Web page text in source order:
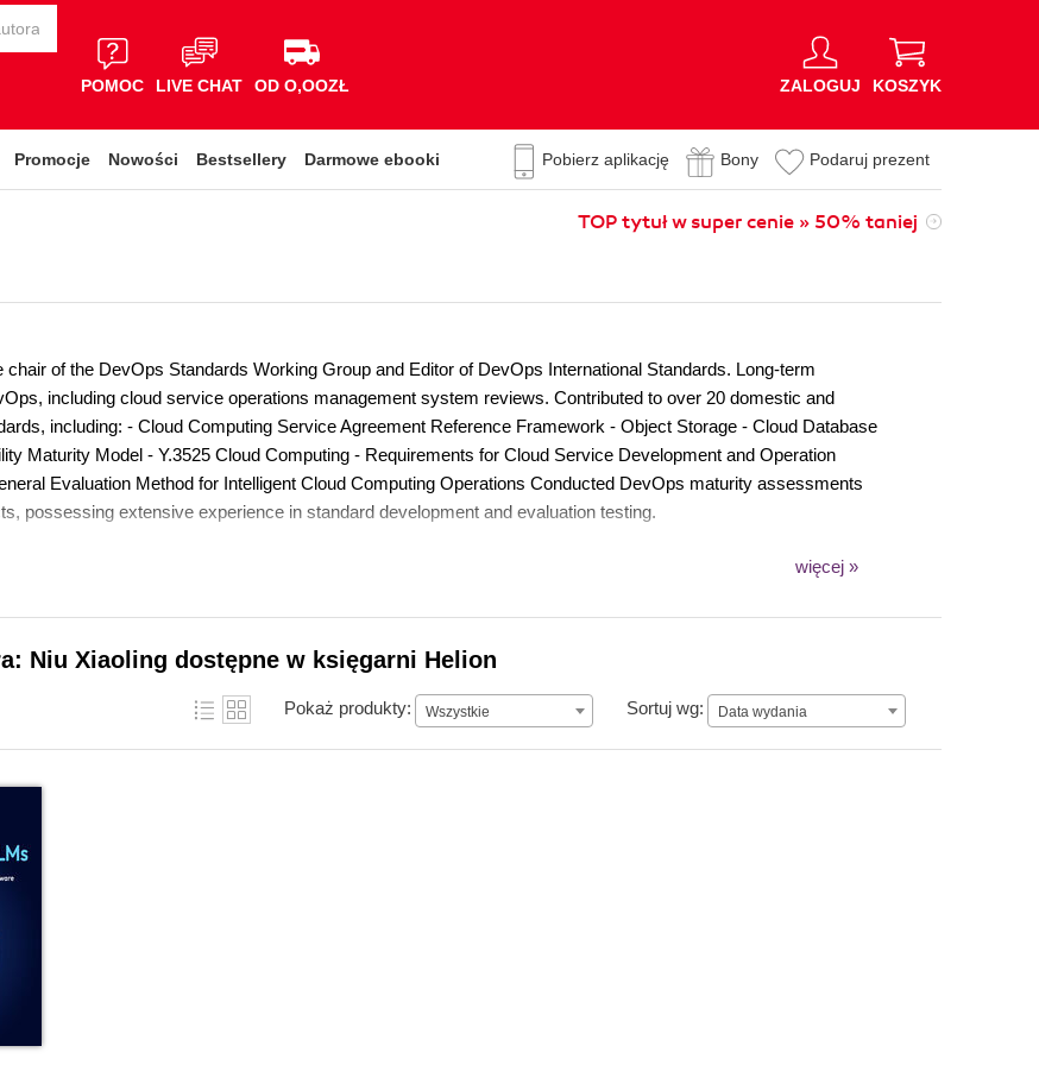
POMOC LIVE CHAT OD O,OOZŁ ZALOGUJ KOSZYK
Promocje Nowości Bestsellery Darmowe ebooki Pobierz aplikację Bony Podaruj prezent
TOP tytuł w super cenie » 50% taniej
chair of the DevOps Standards Working Group and Editor of DevOps International Standards. Long-term
including cloud service operations management system reviews. Contributed to over 20 domestic and
including: - Cloud Computing Service Agreement Reference Framework - Object Storage - Cloud Database
Maturity Model - Y.3525 Cloud Computing - Requirements for Cloud Service Development and Operation
Evaluation Method for Intelligent Cloud Computing Operations Conducted DevOps maturity assessments
possessing extensive experience in standard development and evaluation testing.
więcej »
Niu Xiaoling dostępne w księgarni Helion
Pokaż produkty: Wszystkie Sortuj wg: Data wydania
Data wydania